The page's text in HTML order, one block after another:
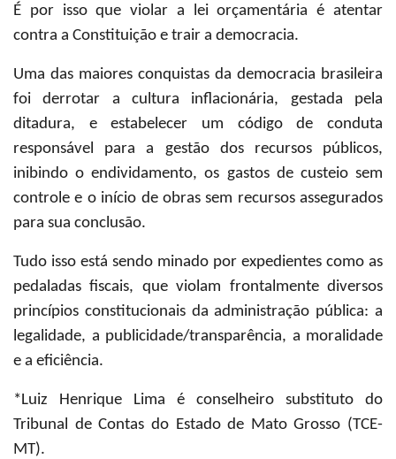
É por isso que violar a lei orçamentária é atentar
contra a Constituição e trair a democracia.
Uma das maiores conquistas da democracia brasileira
foi derrotar a cultura inflacionária, gestada pela
ditadura, e estabelecer um código de conduta
responsável para a gestão dos recursos públicos,
inibindo o endividamento, os gastos de custeio sem
controle e o início de obras sem recursos assegurados
para sua conclusão.
Tudo isso está sendo minado por expedientes como as
pedaladas fiscais, que violam frontalmente diversos
princípios constitucionais da administração pública: a
legalidade, a publicidade/transparência, a moralidade
e a eficiência.
*Luiz Henrique Lima é conselheiro substituto do
Tribunal de Contas do Estado de Mato Grosso (TCE-
MT).